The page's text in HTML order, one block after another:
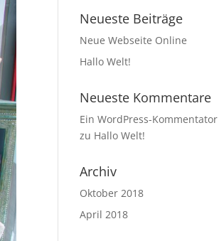
Neueste Beiträge
Neue Webseite Online
Hallo Welt!
Neueste Kommentare
Ein WordPress-Kommentator
zu Hallo Welt!
Archiv
Oktober 2018
April 2018